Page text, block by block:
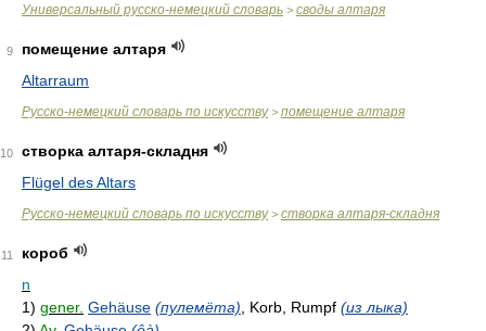
Универсальный русско-немецкий словарь > своды алтаря
9
помещение алтаря
Altarraum
Русско-немецкий словарь по искусству> помещение алтаря
10
створка алтаря-складня
Flügel des Altars
Русско-немецкий словарь по искусству> створка алтаря-складня
11
короб
n
1) gener. Gehäuse (пулемёта) , Korb, Rumpf (из лыка)